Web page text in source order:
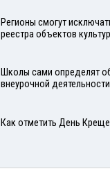
Регионы смогут
реестра объектов
Школы сами определят
внеурочной деятельности
Как отметить День